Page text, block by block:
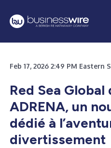
Feb 17, 2026 2:49 PM Eastern
Red Sea Global
ADRENA, un
dédié à
divertissement